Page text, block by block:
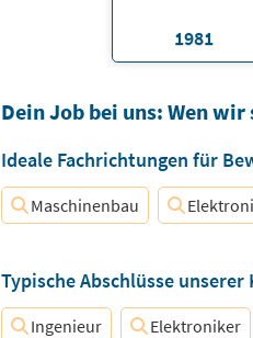
1981
Dein Job bei uns: Wen wir
Ideale Fachrichtungen für
Maschinenbau
Typische Abschlüsse unserer
Ingenieur Elektroniker